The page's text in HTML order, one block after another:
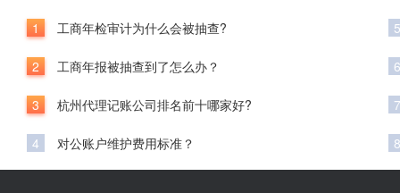
1 工商年检审计为什么会被抽查?
2 工商年报被抽查到了怎么办？
3 杭州代理记账公司排名前十哪家好?
4 对公账户维护费用标准？
5
6
7
8